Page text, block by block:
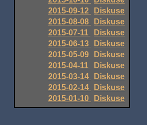
2015-09-12
Diskuse
2015-08-08
Diskuse
2015-07-11
Diskuse
2015-06-13
Diskuse
2015-05-09
Diskuse
2015-04-11
Diskuse
2015-03-14
Diskuse
2015-02-14
Diskuse
2015-01-10
Diskuse